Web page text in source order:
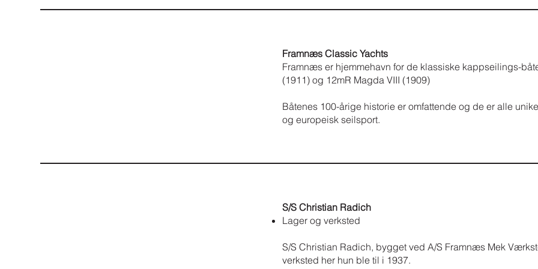
Framnæs Classic Yachts
Framnæs er hjemmehavn for de klassiske kappseilings-
(1911) og 12mR Magda VIII (1909)
Båtenes 100-årige historie er omfattende og de er alle
og europeisk seilsport.
S/S Christian Radich
Lager og verksted
S/S Christian Radich, bygget ved A/S Framnæs Mek
verksted her hun ble til i 1937.